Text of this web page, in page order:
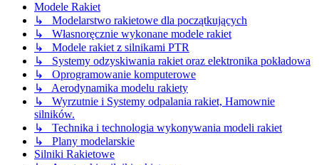
Modele Rakiet
↳ Modelarstwo rakietowe dla początkujących
↳ Własnoręcznie wykonane modele rakiet
↳ Modele rakiet z silnikami PTR
↳ Systemy odzyskiwania rakiet oraz elektronika pokładowa
↳ Oprogramowanie komputerowe
↳ Aerodynamika modelu rakiety
↳ Wyrzutnie i Systemy odpalania rakiet, Hamownie
silników.
↳ Technika i technologia wykonywania modeli rakiet
↳ Plany modelarskie
Silniki Rakietowe